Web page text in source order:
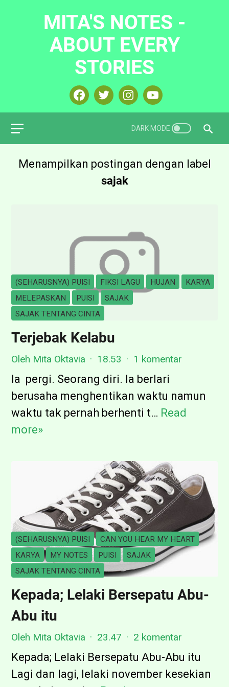
MITA'S NOTES -
ABOUT EVERY
STORIES
Menampilkan postingan dengan label
sajak
(SEHARUSNYA) PUISI FIKSI LAGU HUJAN
KARYA
MELEPASKAN
PUISI
SAJAK
SAJAK TENTANG CINTA
Terjebak Kelabu
Oleh Mita Oktavia 18.53 1 komentar
Ia pergi. Seorang diri. Ia berlari
berusaha menghentikan waktu namun
waktu tak pernah berhenti t… Read
more»
T
a
k
K
e
a
b
u
(SEHARUSNYA) PUISI
CAN YOU HEAR MY HEART
KARYA
MY NOTES PUISI
SAJAK
SAJAK TENTANG CINTA
Kepada; Lelaki Bersepatu Abu-
Abu itu
Oleh Mita Oktavia 23.47 2 komentar
Kepada; Lelaki Bersepatu Abu-Abu itu
Lagi dan lagi, lelaki november kesekian